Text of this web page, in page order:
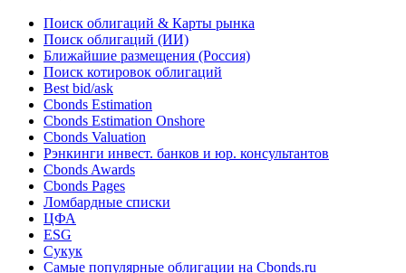
02.11.2015
Облигации
Поиск облигаций & Карты рынка
Поиск облигаций (ИИ)
Ближайшие размещения (Россия)
Поиск котировок облигаций
Best bid/ask
Cbonds Estimation
Cbonds Estimation Onshore
Cbonds Valuation
Рэнкинги инвест. банков и юр. консультантов
Cbonds Awards
Cbonds Pages
Ломбардные списки